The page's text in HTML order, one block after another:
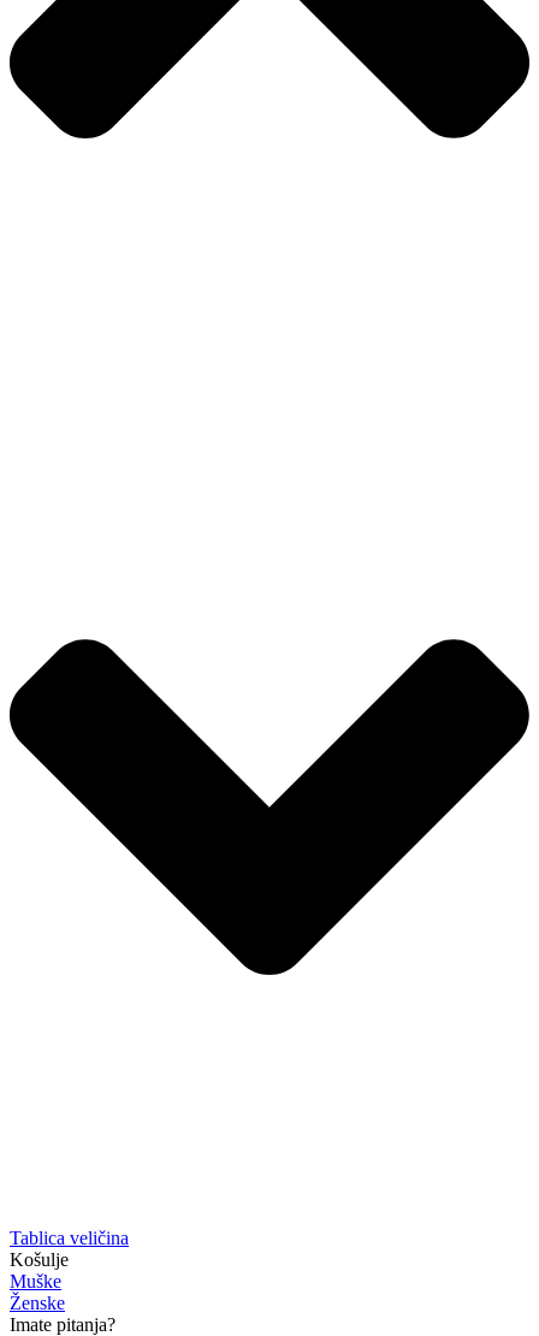
Tablica veličina
Košulje
Muške
Ženske
Imate pitanja?